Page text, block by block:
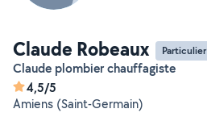
Claude Robeaux Particulier
Claude plombier chauffagiste
4,5/5
Amiens (Saint-Germain)